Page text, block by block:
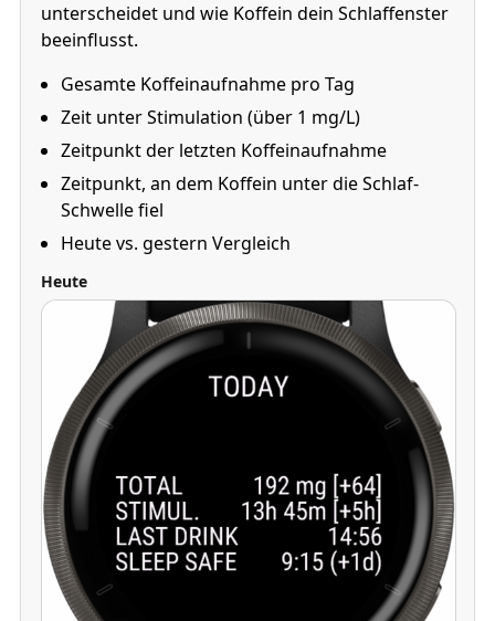
unterscheidet und wie Koffein dein Schlaffenster
beeinflusst.
Gesamte Koffeinaufnahme pro Tag
Zeit unter Stimulation (über 1 mg/L)
Zeitpunkt der letzten Koffeinaufnahme
Zeitpunkt, an dem Koffein unter die Schlaf-
Schwelle fiel
Heute vs. gestern Vergleich
Heute